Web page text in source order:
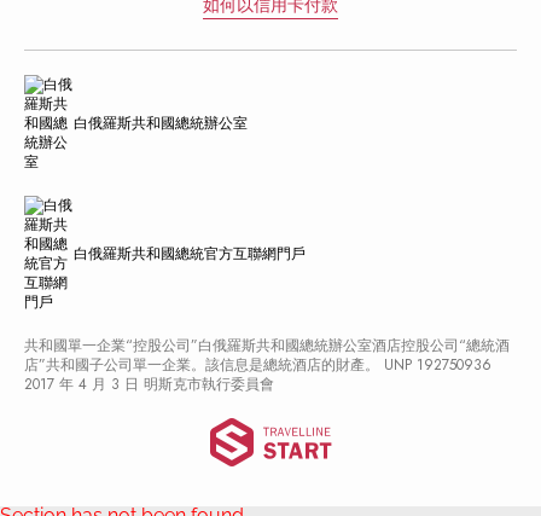
如何以信用卡付款
白俄羅斯共和國總統辦公室
白俄羅斯共和國總統官方互聯網門戶
共和國單一企業“控股公司”白俄羅斯共和國總統辦公室酒店控股公司“總統酒
店”共和國子公司單一企業。該信息是總統酒店的財產。 UNP 192750936
2017 年 4 月 3 日 明斯克市執行委員會
Travelline